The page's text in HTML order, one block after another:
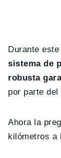
Durante
sistema de
robusta
por parte del
Ahora la
kilómetros a